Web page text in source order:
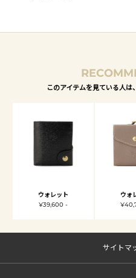
このアイテムを見ている人
ウォレット
¥39,600 -
ウォ
サイトマ